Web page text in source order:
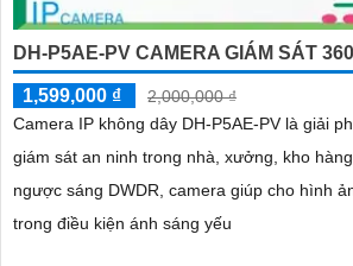
DH-P5AE-PV CAMERA GIÁM SÁT
1,599,000 ₫
2,000,000 ₫
Camera IP không dây DH-P5AE-PV là giải
giám sát an ninh trong nhà, xưởng, kho hàng. Với khả năng chống
ngược sáng DWDR, camera giúp cho hình
trong điều kiện ánh sáng yếu